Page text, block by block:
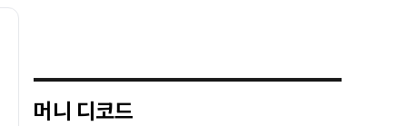
머니 디코드